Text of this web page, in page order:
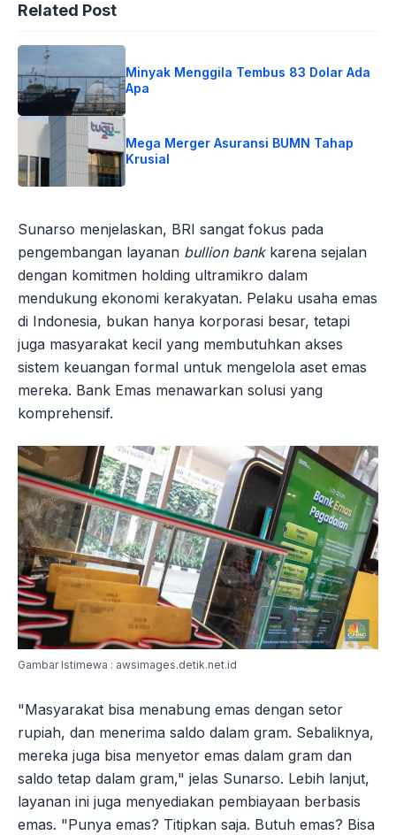
Related Post
Minyak Menggila Tembus 83 Dolar Ada
Apa
Mega Merger Asuransi BUMN Tahap
Krusial
Sunarso menjelaskan, BRI sangat fokus pada
pengembangan layanan bullion bankkarena sejalan
dengan komitmen holding ultramikro dalam
mendukung ekonomi kerakyatan. Pelaku usaha emas
di Indonesia, bukan hanya korporasi besar, tetapi
juga masyarakat kecil yang membutuhkan akses
sistem keuangan formal untuk mengelola aset emas
mereka. Bank Emas menawarkan solusi yang
komprehensif.
Gambar Istimewa : awsimages.detik.net.id
"Masyarakat bisa menabung emas dengan setor
rupiah, dan menerima saldo dalam gram. Sebaliknya,
mereka juga bisa menyetor emas dalam gram dan
saldo tetap dalam gram," jelas Sunarso. Lebih lanjut,
layanan ini juga menyediakan pembiayaan berbasis
emas. "Punya emas? Titipkan saja. Butuh emas? Bisa